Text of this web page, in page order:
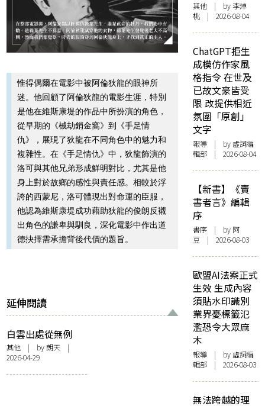
惟得偶爾在電影中被阿倫狄龍的眼神所
迷。他回顧了阿倫狄龍的電影生涯，特別
是他在維斯康堤的作品中所扮演的角色，
從早期的《械劫銷金窩》到《手足情
仇》，展現了狄龍在不同角色中的魅力和
複雜性。在《手足情仇》中，狄龍飾演的
洛可與其他兄弟形成鮮明對比，尤其是他
身上對於故鄉的感性與責任感。相較於浮
誇的西蒙尼，洛可體現出對命運的臣服，
他認為維斯康堤成功藉助狄龍的俊朗反襯
出角色的謙卑與馴良，深化電影中作出道
德抉擇需承擔背後代價的題旨。
延伸閱讀
白雲出處從無例
——由山今老人離
世說起
其他 | by 朗天 |
2026-04-29
其他 | by 李焯
桃 | 2026-08-04
ChatGPT拒生
成模仿作家風
格指令 在世及
已故文豪皆受
限 改提供相近
氛圍「原創」
文字
報導 | by 虛詞編
輯部 | 2026-08-04
【新書】《賣
書者言》編輯
序
書序 | by 阿
豆 | 2026-08-03
歐盟AI法案正式
生效 生成內容
須貼水印識別
業界憂標籤氾
濫恐令大眾麻
木
報導 | by 虛詞編
輯部 | 2026-08-03
無法跨越的理